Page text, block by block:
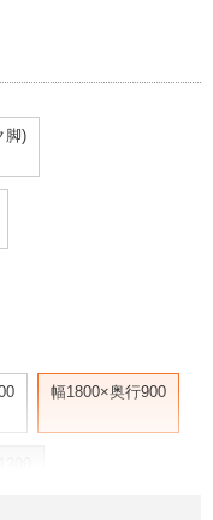
脚)
幅1800×奥行900